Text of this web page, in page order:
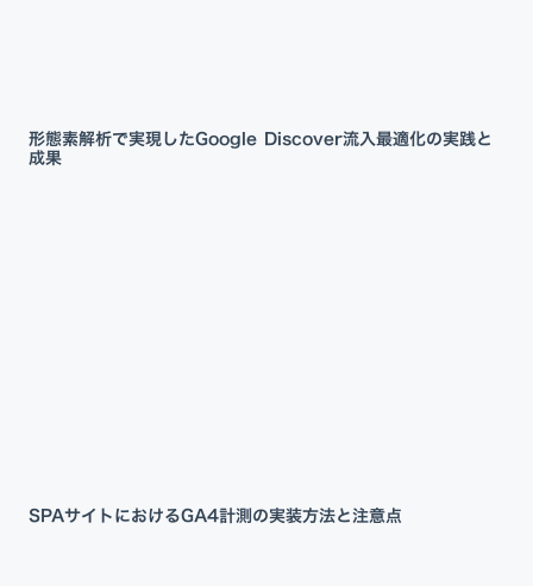
形態素解析で実現したGoogle Discover流入最適化の実践と
成果
SPAサイトにおけるGA4計測の実装方法と注意点